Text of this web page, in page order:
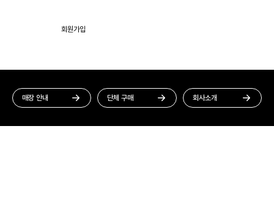
회원가입
매장 안내 단체 구매 회사소개